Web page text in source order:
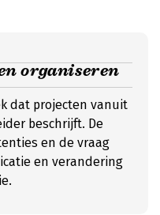
organiseren
dat projecten vanuit
beschrijft. De
en de vraag
en verandering